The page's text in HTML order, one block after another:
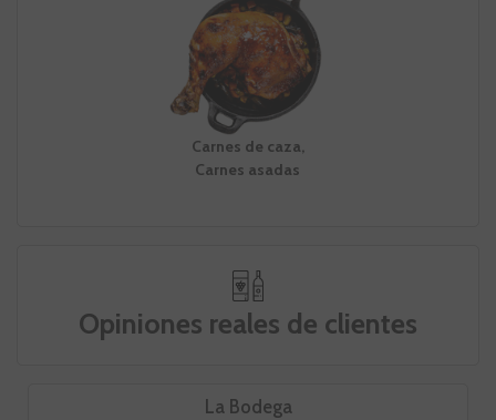
La Bodega
Carnes de caza,
Carnes asadas
Opiniones reales de clientes